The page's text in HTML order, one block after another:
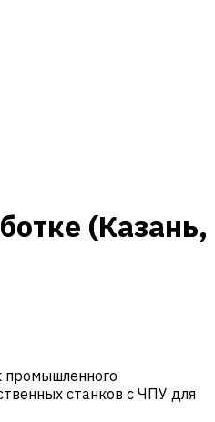
(Казань,
станков с ЧПУ для